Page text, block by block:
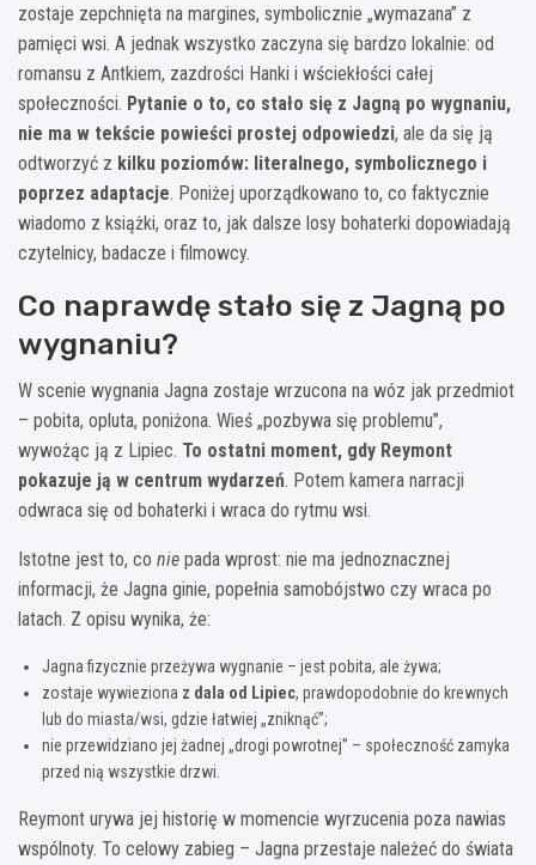
zostaje zepchnięta na margines, symbolicznie „wymazana” z
pamięci wsi. A jednak wszystko zaczyna się bardzo lokalnie: od
romansu z Antkiem, zazdrości Hanki i wściekłości całej
społeczności. Pytanie o to, co stało się z Jagną po wygnaniu,
nie ma w tekście powieści prostej odpowiedzi, ale da się ją
odtworzyć z kilku poziomów: literalnego, symbolicznego i
poprzez adaptacje. Poniżej uporządkowano to, co faktycznie
wiadomo z książki, oraz to, jak dalsze losy bohaterki dopowiadają
czytelnicy, badacze i filmowcy.
Co naprawdę stało się z Jagną po
wygnaniu?
W scenie wygnania Jagna zostaje wrzucona na wóz jak przedmiot
– pobita, opluta, poniżona. Wieś „pozbywa się problemu”,
wywożąc ją z Lipiec. To ostatni moment, gdy Reymont
pokazuje ją w centrum wydarzeń. Potem kamera narracji
odwraca się od bohaterki i wraca do rytmu wsi.
Istotne jest to, co nie pada wprost: nie ma jednoznacznej
informacji, że Jagna ginie, popełnia samobójstwo czy wraca po
latach. Z opisu wynika, że:
Jagna fizycznie przeżywa wygnanie – jest pobita, ale żywa;
zostaje wywieziona z dala od Lipiec, prawdopodobnie do krewnych
lub do miasta/wsi, gdzie łatwiej „zniknąć”;
nie przewidziano jej żadnej „drogi powrotnej” – społeczność zamyka
przed nią wszystkie drzwi.
Reymont urywa jej historię w momencie wyrzucenia poza nawias
wspólnoty. To celowy zabieg – Jagna przestaje należeć do świata